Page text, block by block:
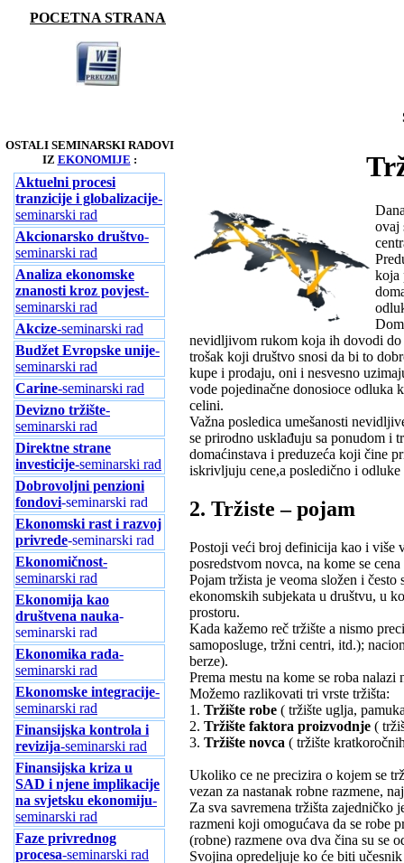
POCETNA STRANA
OSTALI SEMINARSKI RADOVI
IZ EKONOMIJE :
Aktuelni procesi
tranzicije i globalizacije-
seminarski rad
Akcionarsko društvo-
seminarski rad
Analiza ekonomske
znanosti kroz povjest-
seminarski rad
Akcize-seminarski rad
Budžet Evropske unije-
seminarski rad
Carine-seminarski rad
Devizno tržište-
seminarski rad
Direktne strane
investicije-seminarski rad
Dobrovoljni penzioni
fondovi-seminarski rad
Ekonomski rast i razvoj
privrede-seminarski rad
Ekonomičnost-
seminarski rad
Ekonomija kao
društvena nauka-
seminarski rad
Ekonomika rada-
seminarski rad
Ekonomske integracije-
seminarski rad
Finansijska kontrola i
revizija-seminarski rad
Finansijska kriza u
SAD i njene implikacije
na svjetsku ekonomiju-
seminarski rad
Faze privrednog
procesa-seminarski rad
ovaj
koja
nevidljivom rukom koja ih dovodi do
trošak koji društvo snosi da bi to
kupe i prodaju, oni i nesvesno
vode pojedinačne donosioce odluka
celini.
Važna posledica umešanosti
se prirodno usklađuju sa ponudom i
domaćinstava i preduzeća koji čine
iskrivljuju cene,a posledično i odluke
2. Tržiste – pojam
Postoji veći broj definicija kao i više
posredstvom novca, na kome se
Pojam tržista je veoma složen i
ekonomskih subjekata u društvu, u
prostoru.
Kada kažemo reč tržište a nismo
samoposluge, tržni centri, itd.);
berze).
Prema mestu na kome se roba
Možemo razlikovati tri vrste tržišta:
1. Tržište robe ( tržište uglja,
2. Tržište faktora proizvodnje (
3. Tržište novca ( tržište
Ukoliko ce ne precizira o kojem se
vezan za nastanak robne razmene,
Za sva savremena tržišta zajedničko
razmeni koji omogućava da se robe
(robne) razmene ova dva čina su se
Svojina opredeljuje ko će biti